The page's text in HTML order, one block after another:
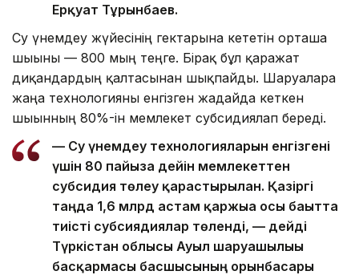
Ерқуат Тұрғынбаев.
Су үнемдеу жүйесінің гектарына кететін орташа
шығыны — 800 мың теңге. Бірақ бұл қаражат
диқандардың қалтасынан шықпайды. Шаруаларға
жаңа технологияны енгізген жағдайда кеткен
шығынның 80%-ін мемлекет субсидиялап береді.
— Су үнемдеу технологияларын енгізгені
үшін 80 пайызға дейін мемлекеттен
субсидия төлеу қарастырылған. Қазіргі
таңда 1,6 млрд астам қаржыға осы бағытта
тиісті субсиядиялар төленді, — дейді
Түркістан облысы Ауыл шаруашылығы
басқармасы басшысының орынбасары